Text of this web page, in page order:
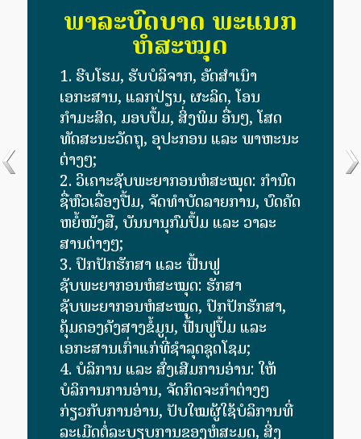
ພາລະບົດບາດ ພະແນກ
ຫໍສະໝຸດ
ຮີບໂຮມ, ຮັບບໍລິຈາກ, ອັດສໍາເນົາ
ເອກະສານ, ແລກປ່ຽນ, ຜະລິດ, ໂອນ
ກຳມະສິດ, ມອບປຶ້ມ, ສິ່ງພິມ ອື່ນໆ, ໂສດ
ທັດສະນະວັດຖຸ, ອຸປະກອນ ແລະ ພາຫະນະ
ຕ່າງໆ;
ວິເຄາະຊັບພະຍາກອນຫໍສະໝຸດ: ​ກຳນົດ
ຊື່ຫົວເລື່ອງປື້ມ, ຈັດທຳບັດລາຍການ, ບົດຄັດ
ຫຍໍ້ໜັງສື, ບັນນານຸກົມປຶ້ມ ແລະ ວາລະ
ສານຕ່າງໆ;
ປົກ​ປັກ​ຮັກສາ ແລະ ຟື້ນຟູ
ຊັບພະຍາກອນຫໍສະໝຸດ: ຮັກສາ
ຊັບພະຍາກອນຫໍສະໝຸດ, ປົກປັກຮັກສາ,​
ຄຸ້ມຄອງຄັງສາງຂໍ້ມູນ, ຟື້ນຟູປຶ້ມ​ ແລະ
ເອກະສານເກົ່າແກ່ທີ່ຊໍາລຸດຊຸດໂຊມ;
ບໍລິການ ​ແລະ ສົ່ງ​ເສີມ​ການ​ອ່ານ: ໃຫ້
ບໍລິການການອ່ານ, ຈັດກິດຈະກຳຕ່າງໆ
ກ່ຽວກັບການອ່ານ, ປັບໃໝຜູ້ໃຊ້ບໍລິການທີ່
ລະ​ເມີດ​ຕໍ່​ລະ​ບຽບ​ການ​ຂອງ​ຫໍ​ສະ​ມຸດ, ສິ່ງ